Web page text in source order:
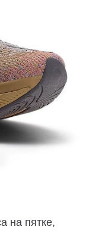
на пятке,